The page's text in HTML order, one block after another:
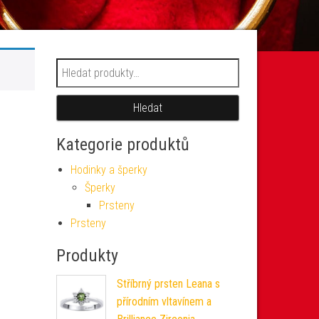
Hledat:
Hledat
Kategorie produktů
Hodinky a šperky
Šperky
Prsteny
Prsteny
Produkty
Stříbrný prsten Leana s
přírodním vltavínem a